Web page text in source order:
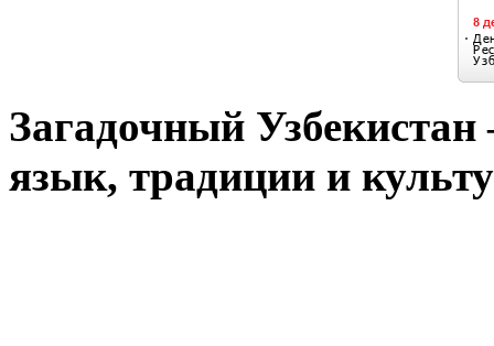
Загадочный
язык, традиции и